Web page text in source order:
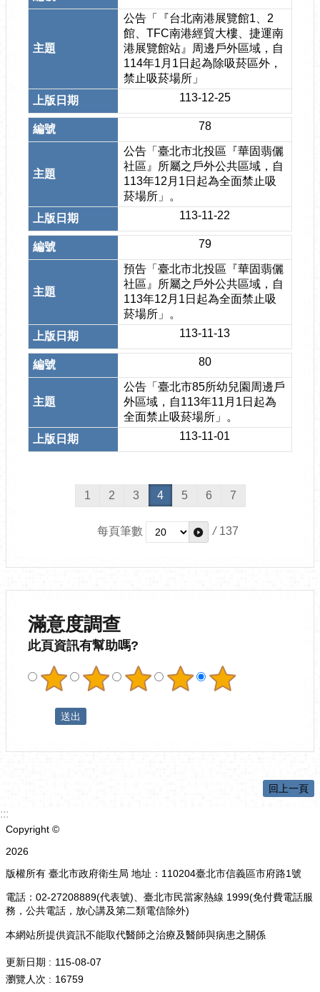
公告「『台北南港展覽館1、2
館、TFC南港經貿大樓、捷運南
港展覽館站』周邊戶外區域，自
114年1月1日起為除吸菸區外，
禁止吸菸場所」
113-12-25
78
公告「臺北市北投區『華固翡儷
社區』所屬之戶外公共區域，自
113年12月1日起為全面禁止吸
菸場所」。
113-11-22
79
預告「臺北市北投區『華固翡儷
社區』所屬之戶外公共區域，自
113年12月1日起為全面禁止吸
菸場所」。
113-11-13
80
公告「臺北市85所幼兒園周邊戶
外區域，自113年11月1日起為
全面禁止吸菸場所」。
113-11-01
1 2 3 4 5 6 7
每頁筆數 / 137
滿意度調查
此頁資訊有幫助嗎?
回上一頁
:::
Copyright ©
2026
版權所有 臺北市政府衛生局 地址：110204臺北市信義區市府路1號
電話：02-27208889(代表號)、臺北市民當家熱線 1999(免付費電話服
務，公共電話，放心講及第二類電信除外)
本網站所提供資訊不能取代醫師之治療及醫師與病患之關係
更新日期
115-08-07
瀏覽人次
16759